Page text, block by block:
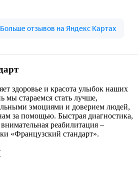
здоровье и красота улыбок наших
мы стараемся стать лучше,
эмоциями и доверием людей,
за помощью. Быстрая диагностика,
реабилитация –
«Французский стандарт».